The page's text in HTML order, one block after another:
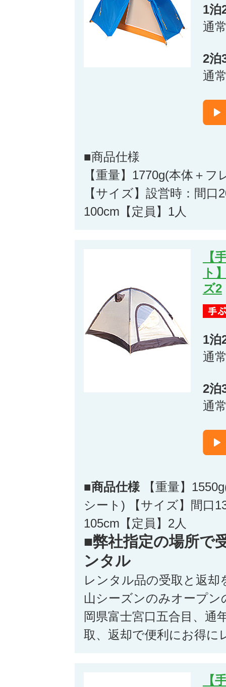
1泊
通
2泊
通
■商品仕様
【重量】1770g(本体＋
【サイズ】設営時：間
100cm【定員】1人
【
ト
ズ2
1泊
通
2泊
通
■商品仕様 【重量】
シート) 【サイズ】間口
105cm【定員】2人
■弊社指定の場所で
ンタル
レンタル品の受取と返却
山シーズンのみオープン
岡県富士宮口五合目、通
取、返却で便利にお得に
【